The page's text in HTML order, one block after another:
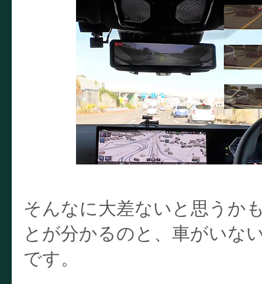
そんなに大差ないと思うか
とが分かるのと、車がいな
です。